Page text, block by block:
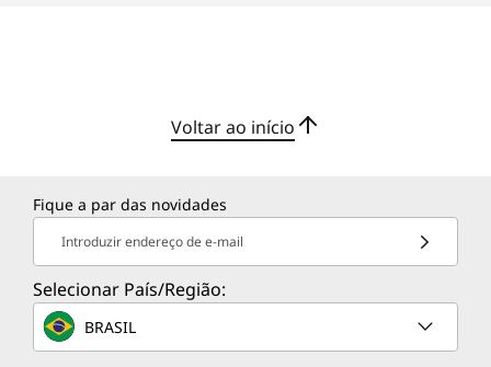
Voltar ao início
Fique a par das novidades
Introduzir endereço de e-mail
Selecionar País/Região:
BRASIL